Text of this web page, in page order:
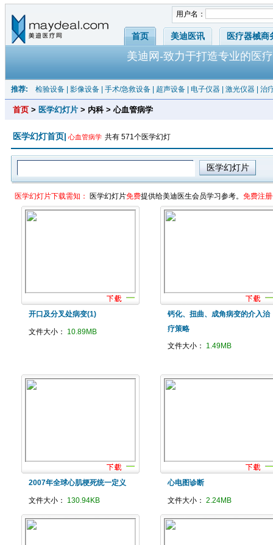
用户名：
首页 美迪医讯 医疗器械商
美迪网-致力于打造专业的医
推荐: 检验设备 影像设备 手术/急救设备 超声设备 电子仪器 激光仪器 治
首页 > 医学幻灯片 > 内科 > 心血管病学
医学幻灯首页| 心血管病学 共有 571个医学幻灯
医学幻灯片下载需知： 医学幻灯片免费提供给美迪医生会员学习参考。 免费注
开口及分叉处病变(1)
文件大小： 10.89MB
钙化、扭曲、成角病变的介入治
疗策略
文件大小： 1.49MB
2007年全球心肌梗死统一定义
文件大小： 130.94KB
心电图诊断
文件大小： 2.24MB